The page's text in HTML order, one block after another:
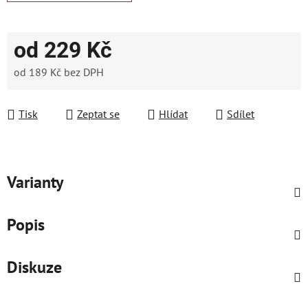
od 229 Kč
od 189 Kč bez DPH
Tisk
Zeptat se Hlídat Sdílet
Varianty
Popis
Diskuze